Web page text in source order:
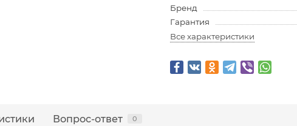
Бренд
Гарантия
Все характеристики
Вопрос-ответ 0